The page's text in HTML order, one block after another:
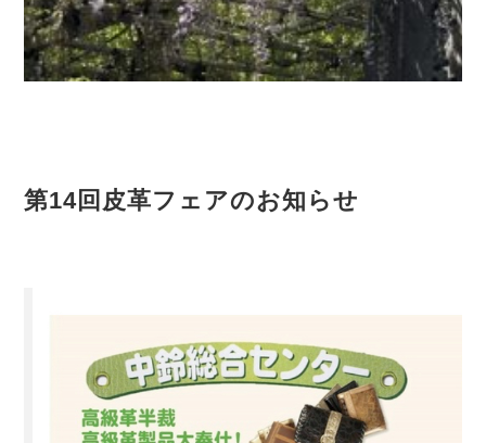
第14回皮革フェアのお知らせ